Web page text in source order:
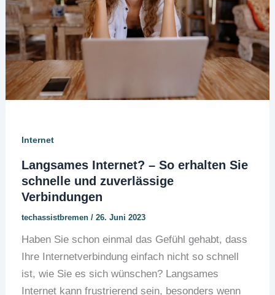
Internet
Langsames Internet? – So erhalten Sie
schnelle und zuverlässige
Verbindungen
techassistbremen / 26. Juni 2023
Haben Sie schon einmal das Gefühl gehabt, dass
Ihre Internetverbindung einfach nicht so schnell
ist, wie Sie es sich wünschen? Langsames
Internet kann frustrierend sein, besonders wenn